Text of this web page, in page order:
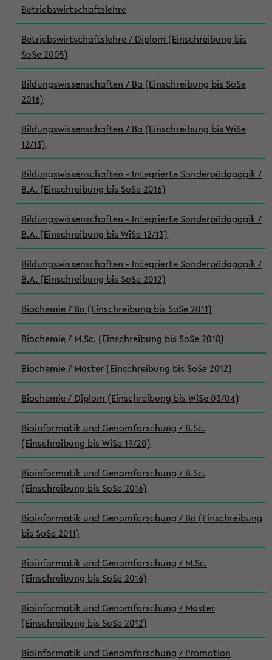
Betriebswirtschaftslehre
Betriebswirtschaftslehre / Diplom (Einschreibung bis
SoSe 2005)
Bildungswissenschaften / Ba (Einschreibung bis SoSe
2016)
Bildungswissenschaften / Ba (Einschreibung bis WiSe
12/13)
Bildungswissenschaften - Integrierte Sonderpädagogik /
B.A. (Einschreibung bis SoSe 2016)
Bildungswissenschaften - Integrierte Sonderpädagogik /
B.A. (Einschreibung bis WiSe 12/13)
Bildungswissenschaften - Integrierte Sonderpädagogik /
B.A. (Einschreibung bis SoSe 2012)
Biochemie / Ba (Einschreibung bis SoSe 2011)
Biochemie / M.Sc. (Einschreibung bis SoSe 2018)
Biochemie / Master (Einschreibung bis SoSe 2012)
Biochemie / Diplom (Einschreibung bis WiSe 03/04)
Bioinformatik und Genomforschung / B.Sc.
(Einschreibung bis WiSe 19/20)
Bioinformatik und Genomforschung / B.Sc.
(Einschreibung bis SoSe 2016)
Bioinformatik und Genomforschung / Ba (Einschreibung
bis SoSe 2011)
Bioinformatik und Genomforschung / M.Sc.
(Einschreibung bis SoSe 2016)
Bioinformatik und Genomforschung / Master
(Einschreibung bis SoSe 2012)
Bioinformatik und Genomforschung / Promotion